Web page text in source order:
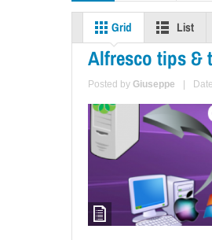
Grid List
Alfresco tips &
Posted by Giuseppe